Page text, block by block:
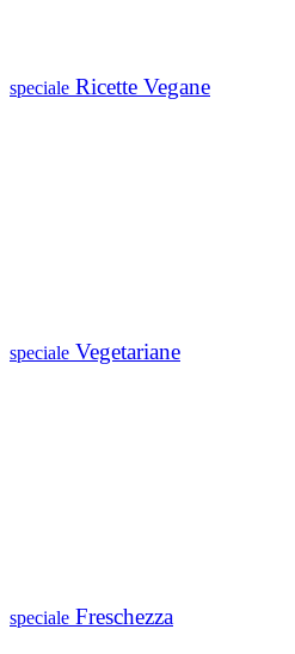
speciale Ricette Vegane
speciale Vegetariane
speciale Freschezza